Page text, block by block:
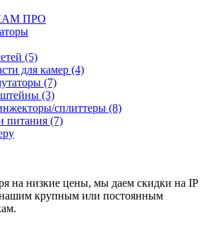
ПРО
(5)
для камер (4)
(7)
(3)
сплиттеры (8)
питания (7)
на низкие цены, мы даем скидки на IP
крупным или постоянным